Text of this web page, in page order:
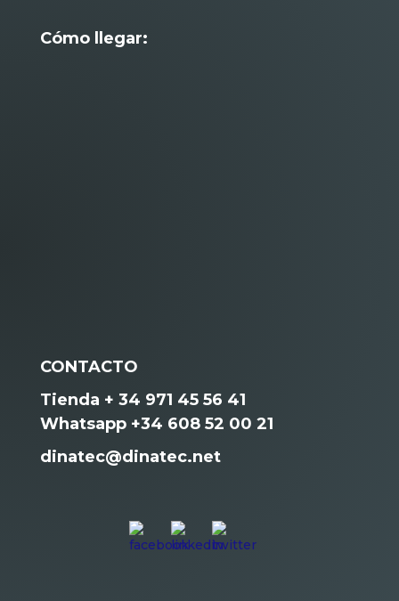
Cómo llegar:
CONTACTO
Tienda + 34 971 45 56 41
Whatsapp +34 608 52 00 21
dinatec@dinatec.net